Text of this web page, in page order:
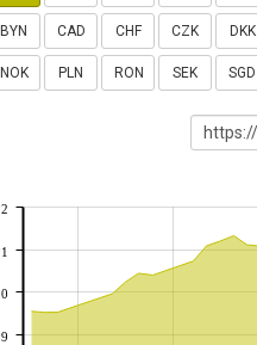
BYN CAD CHF CZK DKK
NOK PLN RON SEK SGD